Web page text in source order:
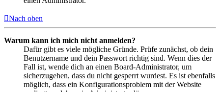
Nach oben
Warum kann ich mich nicht anmelden?
Dafür gibt es viele mögliche Gründe. Prüfe zunächst, ob dein
Benutzername und dein Passwort richtig sind. Wenn dies der
Fall ist, wende dich an einen Board-Administrator, um
sicherzugehen, dass du nicht gesperrt wurdest. Es ist ebenfalls
möglich, dass ein Konfigurationsproblem mit der Website